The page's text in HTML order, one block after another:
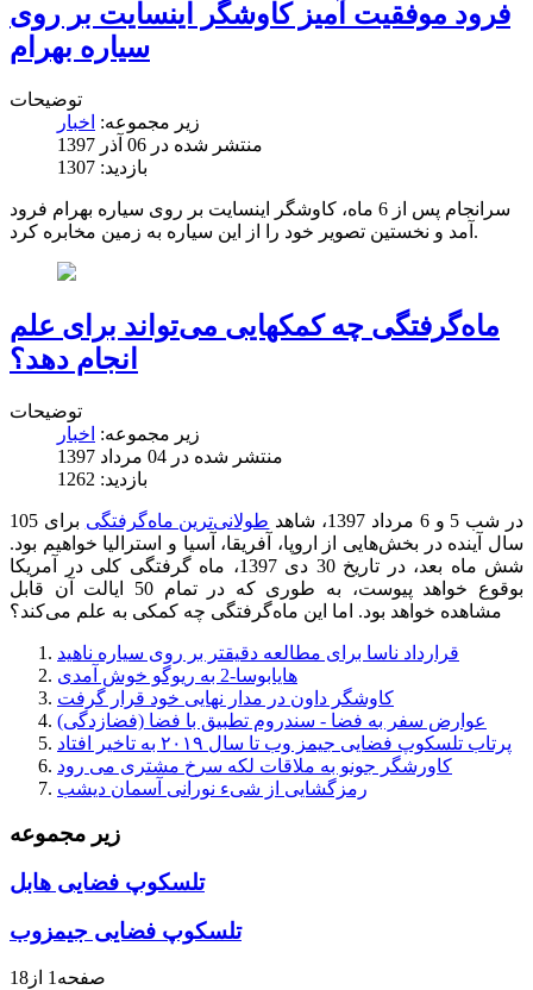
فرود موفقیت آمیز کاوشگر اینسایت بر روی
سیاره بهرام
توضیحات
زیر مجموعه: اخبار
منتشر شده در 06 آذر 1397
بازدید: 1307
سرانجام پس از 6 ماه، کاوشگر اینسایت بر روی سیاره بهرام فرود
آمد و نخستین تصویر خود را از این سیاره به زمین مخابره کرد.
ماه‌گرفتگی چه کمکهایی می‌تواند برای علم
انجام دهد؟
توضیحات
زیر مجموعه: اخبار
منتشر شده در 04 مرداد 1397
بازدید: 1262
در شب 5 و 6 مرداد 1397، شاهد طولانی‌ترین ماه‌گرفتگی
برای 105
سال آینده در بخش‌هایی از اروپا، آفریقا، آسیا و استرالیا خواهیم بود.
شش ماه بعد، در تاریخ 30 دی 1397، ماه گرفتگی کلی در آمریکا
بوقوع خواهد پیوست، به طوری که در تمام 50 ایالت آن قابل
مشاهده خواهد بود. اما این ماه‌گرفتگی چه کمکی به علم می‌کند؟
قرارداد ناسا برای مطالعه دقیقتر بر روی سیاره ناهید
هایابوسا-2 به ریوگو خوش آمدی
کاوشگر داون در مدار نهایی خود قرار گرفت
عوارض سفر به فضا - سندروم تطبیق با فضا (فضازدگی)
پرتاب تلسکوپ فضایی جیمز وب تا سال ۲۰۱۹ به تاخیر افتاد
کاورشگر جونو به ملاقات لکه سرخ مشتری می رود
رمزگشایی از شیء نورانی آسمان دیشب
زیر مجموعه
تلسکوپ فضایی هابل
تلسکوپ فضایی جیمزوب
صفحه1 از18